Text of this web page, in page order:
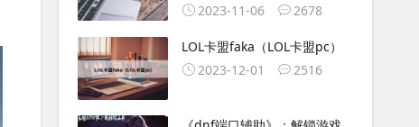
2023-11-06
2678
LOL卡盟faka（LOL卡盟pc）
2023-12-01
2516